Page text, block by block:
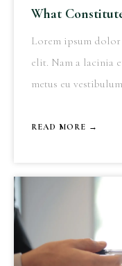
What
Lorem ipsum
elit. Nam a lacinia
metus eu
READ MORE →